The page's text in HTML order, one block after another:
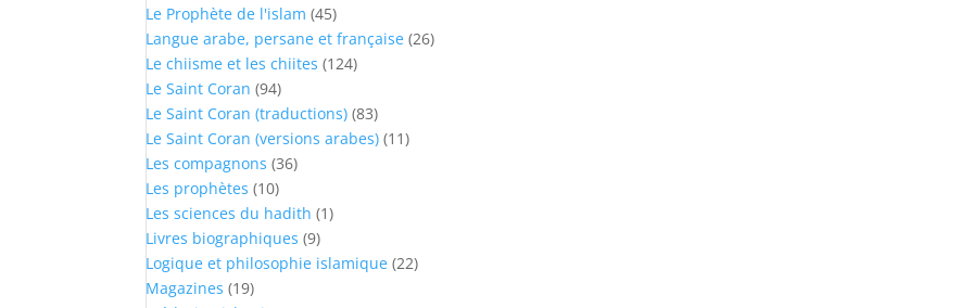
Le Prophète de l'islam (45)
Langue arabe, persane et française (26)
Le chiisme et les chiites (124)
Le Saint Coran (94)
Le Saint Coran (traductions) (83)
Le Saint Coran (versions arabes) (11)
Les compagnons (36)
Les prophètes (10)
Les sciences du hadith (1)
Livres biographiques (9)
Logique et philosophie islamique (22)
Magazines (19)